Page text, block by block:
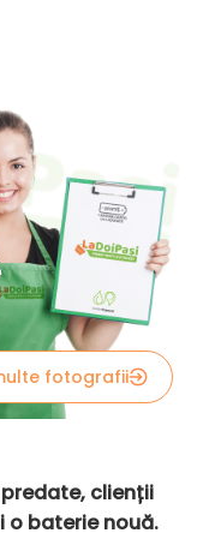
fotografii
clienții
o baterie nouă.